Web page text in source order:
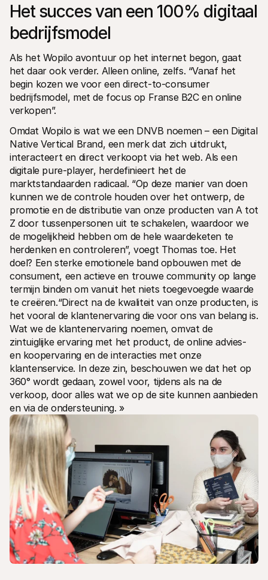
Het succes van een 100% digitaal
bedrijfsmodel
Als het Wopilo avontuur op het internet begon, gaat
het daar ook verder. Alleen online, zelfs. “Vanaf het
begin kozen we voor een direct-to-consumer
bedrijfsmodel, met de focus op Franse B2C en online
verkopen”.
Omdat Wopilo is wat we een DNVB noemen – een Digital
Native Vertical Brand, een merk dat zich uitdrukt,
interacteert en direct verkoopt via het web. Als een
digitale pure-player, herdefinieert het de
marktstandaarden radicaal. “Op deze manier van doen
kunnen we de controle houden over het ontwerp, de
promotie en de distributie van onze producten van A tot
Z door tussenpersonen uit te schakelen, waardoor we
de mogelijkheid hebben om de hele waardeketen te
herdenken en controleren”, voegt Thomas toe. Het
doel? Een sterke emotionele band opbouwen met de
consument, een actieve en trouwe community op lange
termijn binden om vanuit het niets toegevoegde waarde
te creëren.“Direct na de kwaliteit van onze producten, is
het vooral de klantenervaring die voor ons van belang is.
Wat we de klantenervaring noemen, omvat de
zintuiglijke ervaring met het product, de online advies-
en koopervaring en de interacties met onze
klantenservice. In deze zin, beschouwen we dat het op
360° wordt gedaan, zowel voor, tijdens als na de
verkoop, door alles wat we op de site kunnen aanbieden
en via de ondersteuning. »